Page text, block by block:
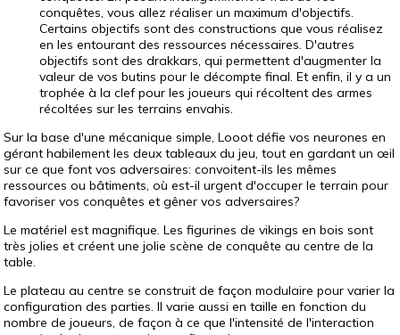
conquêtes, vous allez réaliser un maximum d'objectifs.
Certains objectifs sont des constructions que vous réalisez
en les entourant des ressources nécessaires. D'autres
objectifs sont des drakkars, qui permettent d'augmenter la
valeur de vos butins pour le décompte final. Et enfin, il y a un
trophée à la clef pour les joueurs qui récoltent des armes
récoltées sur les terrains envahis.
Sur la base d'une mécanique simple, Looot défie vos neurones en
gérant habilement les deux tableaux du jeu, tout en gardant un œil
sur ce que font vos adversaires: convoitent-ils les mêmes
ressources ou bâtiments, où est-il urgent d'occuper le terrain pour
favoriser vos conquêtes et gêner vos adversaires?
Le matériel est magnifique. Les figurines de vikings en bois sont
très jolies et créent une jolie scène de conquête au centre de la
table.
Le plateau au centre se construit de façon modulaire pour varier la
configuration des parties. Il varie aussi en taille en fonction du
nombre de joueurs, de façon à ce que l'intensité de l'interaction